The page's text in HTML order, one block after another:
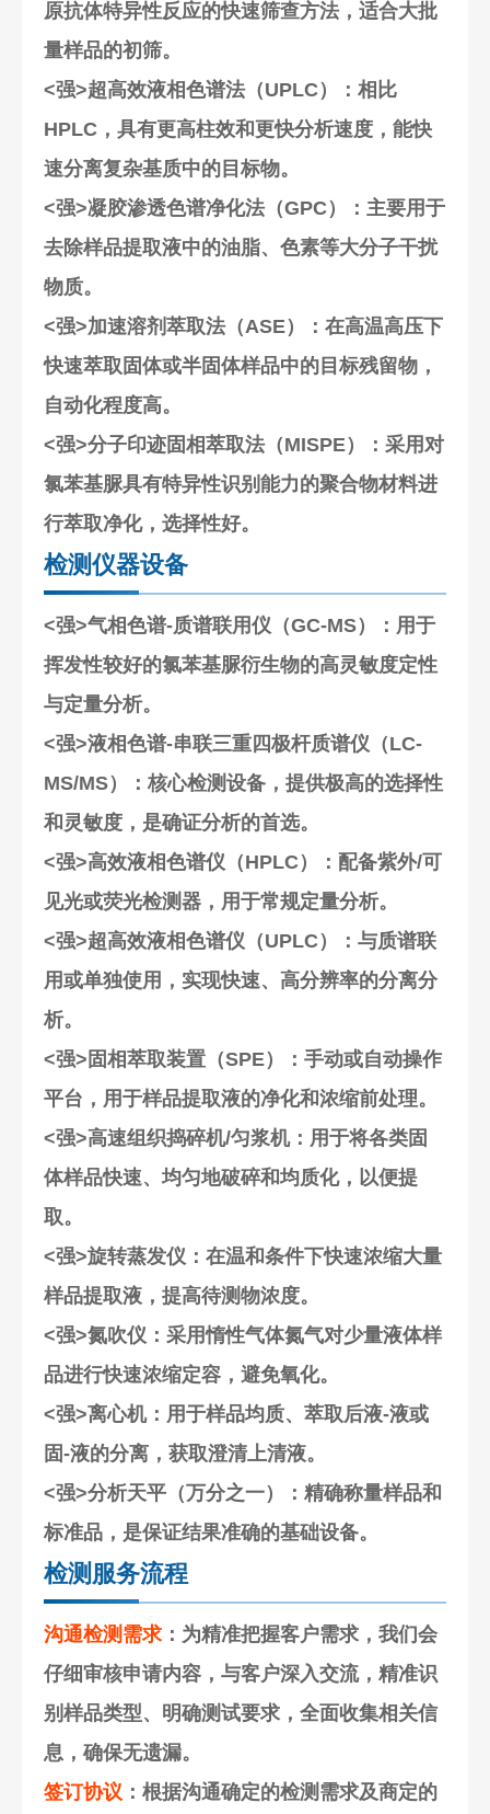
原抗体特异性反应的快速筛查方法，适合大批
量样品的初筛。
<强>超高效液相色谱法（UPLC）
：相比
HPLC，具有更高柱效和更快分析速度，能快
速分离复杂基质中的目标物。
<强>凝胶渗透色谱净化法（GPC）
：主要用于
去除样品提取液中的油脂、色素等大分子干扰
物质。
<强>加速溶剂萃取法（ASE）
：在高温高压下
快速萃取固体或半固体样品中的目标残留物，
自动化程度高。
<强>分子印迹固相萃取法（MISPE）
：采用对
氯苯基脲具有特异性识别能力的聚合物材料进
行萃取净化，选择性好。
检测仪器设备
<强>气相色谱-质谱联用仪（GC-MS）
：用于
挥发性较好的氯苯基脲衍生物的高灵敏度定性
与定量分析。
<强>液相色谱-串联三重四极杆质谱仪（LC-
MS/MS）
：核心检测设备，提供极高的选择性
和灵敏度，是确证分析的首选。
<强>高效液相色谱仪（HPLC）
：配备紫外/可
见光或荧光检测器，用于常规定量分析。
<强>超高效液相色谱仪（UPLC）
：与质谱联
用或单独使用，实现快速、高分辨率的分离分
析。
<强>固相萃取装置（SPE）
：手动或自动操作
平台，用于样品提取液的净化和浓缩前处理。
<强>高速组织捣碎机/匀浆机：用于将各类固
体样品快速、均匀地破碎和均质化，以便提
取。
<强>旋转蒸发仪 ：在温和条件下快速浓缩大量
样品提取液，提高待测物浓度。
<强>氮吹仪 ：采用惰性气体氮气对少量液体样
品进行快速浓缩定容，避免氧化。
<强>离心机：用于样品均质、萃取后液-液或
固-液的分离，获取澄清上清液。
<强>分析天平（万分之一）
：精确称量样品和
标准品，是保证结果准确的基础设备。
检测服务流程
沟通检测需求 ：为精准把握客户需求，我们会
仔细审核申请内容，与客户深入交流，精准识
别样品类型、明确测试要求，全面收集相关信
息，确保无遗漏。
签订协议 ：根据沟通确定的检测需求及商定的